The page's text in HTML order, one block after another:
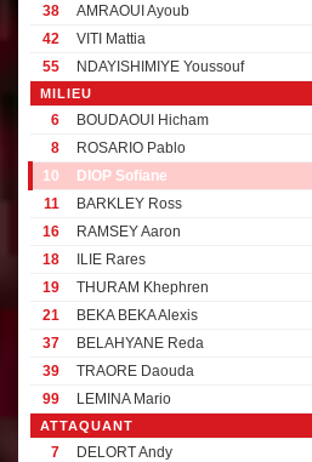
38
AMRAOUI Ayoub
42
VITI Mattia
55
NDAYISHIMIYE Youssouf
MILIEU
6
BOUDAOUI Hicham
8
ROSARIO Pablo
10
DIOP Sofiane
11
BARKLEY Ross
16
RAMSEY Aaron
18
ILIE Rares
19
THURAM Khephren
21
BEKA BEKA Alexis
37
BELAHYANE Reda
39
TRAORE Daouda
99
LEMINA Mario
ATTAQUANT
7
DELORT Andy